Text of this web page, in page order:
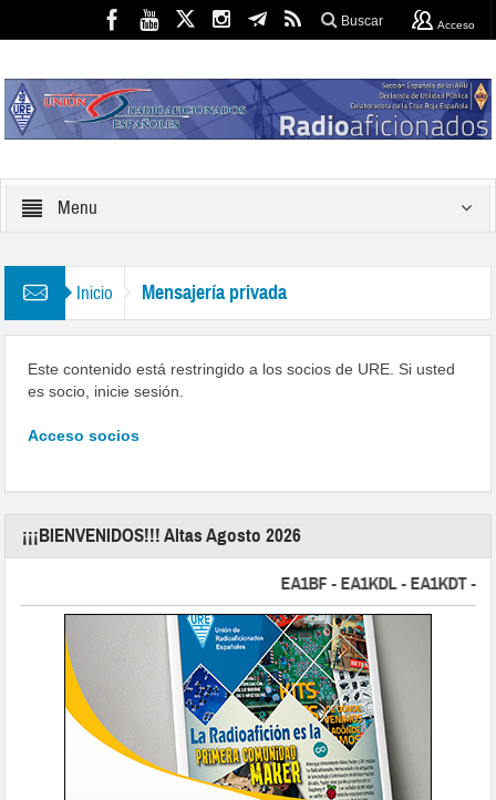
Buscar Acceso
Menu
Inicio Mensajería privada
Este contenido está restringido a los socios de URE. Si usted
es socio, inicie sesión.
Acceso socios
¡¡¡BIENVENIDOS!!! Altas Agosto 2026
EA1BF - EA1KDL - EA1KDT -